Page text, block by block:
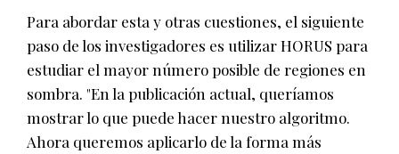
Para abordar esta y otras cuestiones, el siguiente
paso de los investigadores es utilizar HORUS para
estudiar el mayor número posible de regiones en
sombra. "En la publicación actual, queríamos
mostrar lo que puede hacer nuestro algoritmo.
Ahora queremos aplicarlo de la forma más